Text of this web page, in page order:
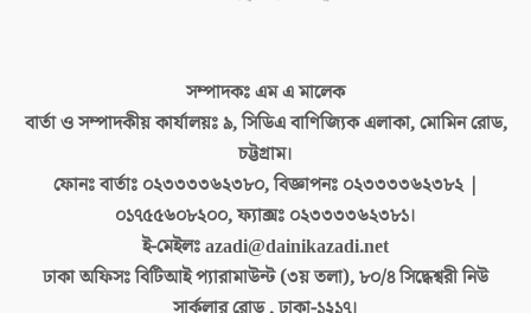
সম্পাদকঃএম এ মালেক
বার্তা ও সম্পাদকীয় কার্যালয়ঃ৯, সিডিএ বাণিজ্যিক এলাকা, মোমিন রোড,
চট্টগ্রাম।
ফোনঃ বার্তাঃ ০২৩৩৩৩৬২৩৮০, বিজ্ঞাপনঃ ০২৩৩৩৩৬২৩৮২ |
০১৭৫৫৬০৮২০০, ফ্যাক্সঃ ০২৩৩৩৩৬২৩৮১।
ই-মেইলঃazadi@dainikazadi.net
ঢাকা অফিসঃবিটিআই প্যারামাউন্ট (৩য় তলা), ৮০/৪ সিদ্ধেশ্বরী নিউ